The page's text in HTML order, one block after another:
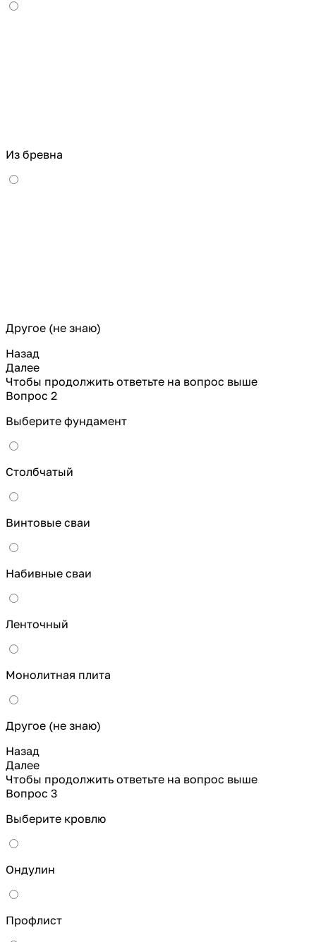
Из бревна
Другое (не знаю)
Назад
Далее
Чтобы продолжить ответьте на вопрос выше
Вопрос 2
Выберите фундамент
Столбчатый
Винтовые сваи
Набивные сваи
Ленточный
Монолитная плита
Другое (не знаю)
Назад
Далее
Чтобы продолжить ответьте на вопрос выше
Вопрос 3
Выберите кровлю
Ондулин
Профлист